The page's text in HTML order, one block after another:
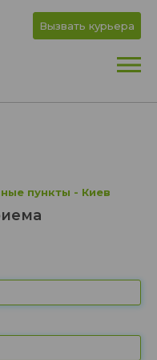
Вызвать курьера
пункты - Киев